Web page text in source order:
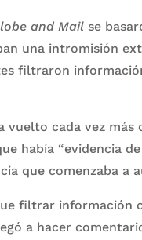
and Mailse
una intromisión
filtraron
vuelto cada vez más
había “evidencia
que comenzaba a
filtrar información
a hacer